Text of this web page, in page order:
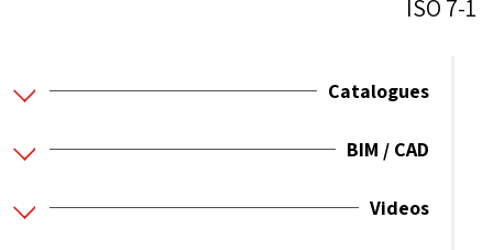
ISO 7-1
Catalogues
BIM / CAD
Videos